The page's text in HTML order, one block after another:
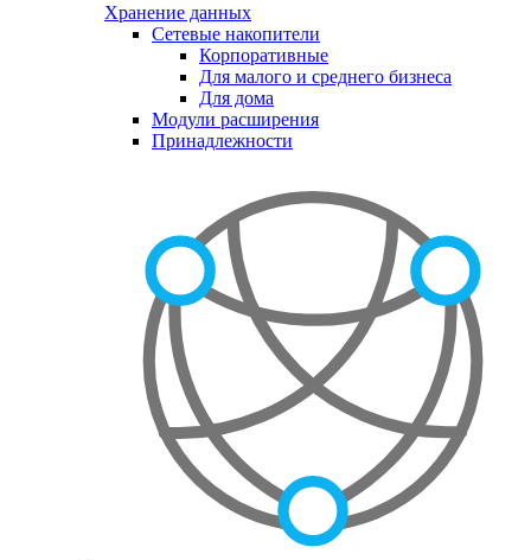
Хранение данных
Сетевые накопители
Корпоративные
Для малого и среднего бизнеса
Для дома
Модули расширения
Принадлежности